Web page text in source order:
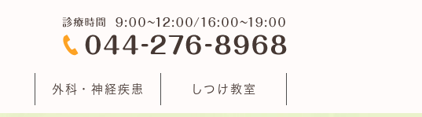
外科・神経疾患 しつけ教室